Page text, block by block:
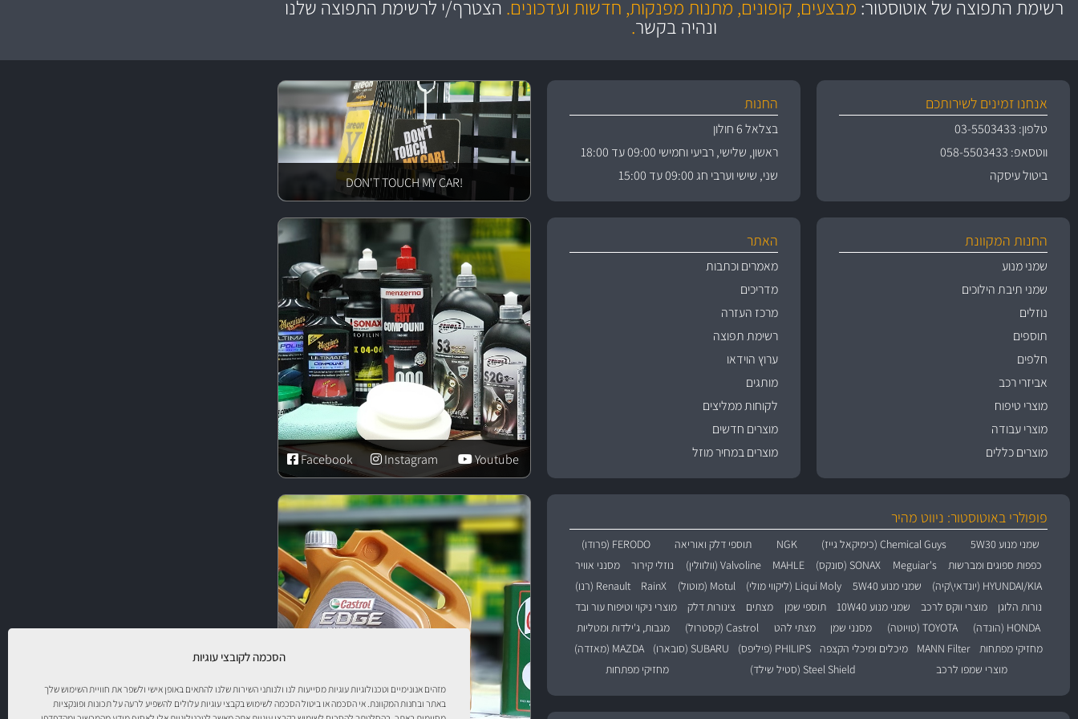
הסכמה לקובצי עוגיות
מזהים אנונימיים וטכנולוגיות עוגיות מסייעות לנו ולנותני השירות שלנו להתאים באופן אישי ולשפר את חוויית השימוש שלך
באתר ובחנות המקוונת. אי הסכמה או ביטול הסכמה לשימוש בקבצי עוגיות עלולים להשפיע לרעה על תכונות ופונקציות
משלוחים
והיצע מוצרים איכותי רשימת התפוצה של אוטוסטור: מבצעים, קופונים, מתנות מפנקות, חדשות ועדכונים. הצטרף/י לרשימת התפוצה שלנו
ונהיה בקשר.
אנחנו זמינים לשירותכם
טלפון: 03-5503433
ווטסאפ: 058-5503433
ביטול עיסקה
החנות
בצלאל 6 חולון
ראשון, שלישי, רביעי וחמישי 09:00 עד 18:00
שני, שישי וערבי חג 09:00 עד 15:00
!DON'T TOUCH MY CAR
החנות המקוונת
שמני מנוע
שמני תיבת הילוכים
נוזלים
תוספים
חלפים
אביזרי רכב
מוצרי טיפוח
מוצרי עבודה
מוצרים כללים
האתר
מאמרים וכתבות
מדריכים
מרכז העזרה
רשימת תפוצה
ערוץ הוידאו
מותגים
לקוחות ממליצים
מוצרים חדשים
מוצרים במחיר מוזל
Youtube
Instagram
Facebook
פופולרי באוטוסטור: ניווט מהיר
שמני מנוע 5W30 Chemical Guys (כימיקאל גייז) NGK תוספי דלק ואוריאה
FERODO (פרודו)
כפפות ספוגים ומברשות
Meguiar's SONAX (סונקס) MAHLE Valvoline (וולוולין) נוזלי קירור
מסנני אוויר
HYUNDAI/KIA (יונדאי\קיה)
שמני מנוע 5W40 Liqui Moly (ליקווי מולי) Motul (מוטול) RainX
Renault (רנו)
נורות הלוגן
מוצרי ווקס לרכב שמני מנוע 10W40 תוספי שמן מצתים צינורות דלק
מוצרי ניקוי וטיפוח עור ובד
HONDA (הונדה)
TOYOTA (טויוטה) מסנני שמן מצתי להט Castrol (קסטרול)
מגבות, ג'ילדות ומטליות
מחזיקי מפתחות
MANN Filter מיכלים ומיכלי הקצפה PHILIPS (פיליפס) SUBARU (סובארו)
MAZDA (מאזדה)
מוצרי שמפו לרכב
Steel Shield (סטיל שילד) מחזיקי מפתחות